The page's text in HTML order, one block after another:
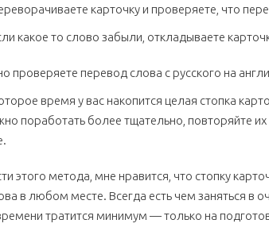
карточку и проверяете, что
какое то слово забыли, откладываете
проверяете перевод слова с русского на
время у вас накопится целая стопка
поработать более тщательно, повторяйте их
этого метода, мне нравится, что стопку
в любом месте. Всегда есть чем заняться в
тратится минимум — только на